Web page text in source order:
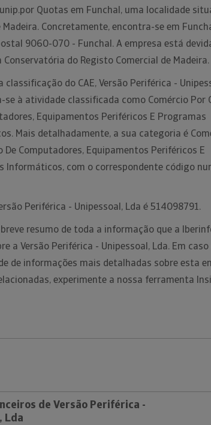
Quotas em Funchal, uma localidade
Concretamente, encontra-se em
9060-070 - Funchal. A empresa está
do Registo Comercial de Madeira.
classificação do CAE, Versão Periférica -
se à atividade classificada como Comércio Por
Equipamentos Periféricos E Programas
Mais detalhadamente, a sua categoria é
De Computadores, Equipamentos Periféricos E
Informáticos, com o correspondente código
Periférica - Unipessoal, Lda é 514098791.
resumo de toda a informação que a
a Versão Periférica - Unipessoal, Lda. Em caso
de informações mais detalhadas sobre esta
experimente a nossa ferramenta
de Versão Periférica -
Lda